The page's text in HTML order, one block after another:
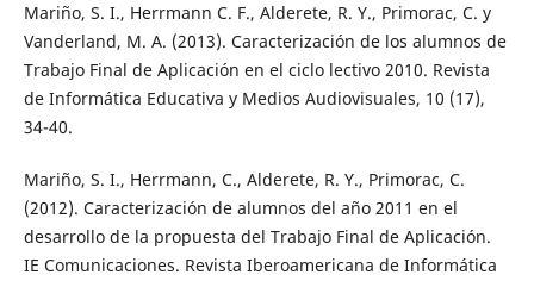
Mariño, S. I., Herrmann C. F., Alderete, R. Y., Primorac, C. y
Vanderland, M. A. (2013). Caracterización de los alumnos de
Trabajo Final de Aplicación en el ciclo lectivo 2010. Revista
de Informática Educativa y Medios Audiovisuales, 10 (17),
34-40.
Mariño, S. I., Herrmann, C., Alderete, R. Y., Primorac, C.
(2012). Caracterización de alumnos del año 2011 en el
desarrollo de la propuesta del Trabajo Final de Aplicación.
IE Comunicaciones. Revista Iberoamericana de Informática